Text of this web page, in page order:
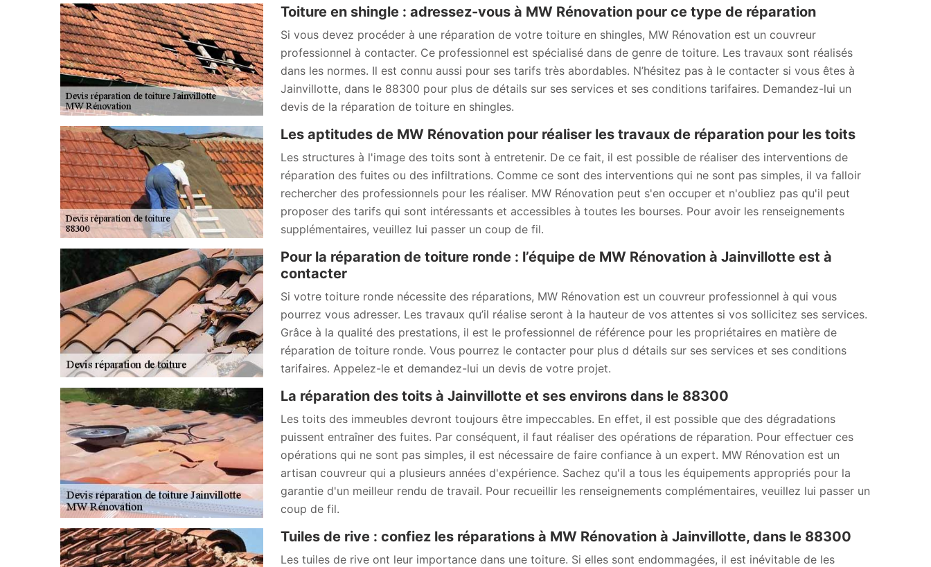
Toiture en shingle : adressez-vous à MW Rénovation pour ce type de réparation
Si vous devez procéder à une réparation de votre toiture en shingles, MW Rénovation est un couvreur
professionnel à contacter. Ce professionnel est spécialisé dans de genre de toiture. Les travaux sont réalisés
dans les normes. Il est connu aussi pour ses tarifs très abordables. N’hésitez pas à le contacter si vous êtes à
Jainvillotte, dans le 88300 pour plus de détails sur ses services et ses conditions tarifaires. Demandez-lui un
devis de la réparation de toiture en shingles.
Les aptitudes de MW Rénovation pour réaliser les travaux de réparation pour les toits
Les structures à l'image des toits sont à entretenir. De ce fait, il est possible de réaliser des interventions de
réparation des fuites ou des infiltrations. Comme ce sont des interventions qui ne sont pas simples, il va falloir
rechercher des professionnels pour les réaliser. MW Rénovation peut s'en occuper et n'oubliez pas qu'il peut
proposer des tarifs qui sont intéressants et accessibles à toutes les bourses. Pour avoir les renseignements
supplémentaires, veuillez lui passer un coup de fil.
Pour la réparation de toiture ronde : l’équipe de MW Rénovation à Jainvillotte est à
contacter
Si votre toiture ronde nécessite des réparations, MW Rénovation est un couvreur professionnel à qui vous
pourrez vous adresser. Les travaux qu’il réalise seront à la hauteur de vos attentes si vos sollicitez ses services.
Grâce à la qualité des prestations, il est le professionnel de référence pour les propriétaires en matière de
réparation de toiture ronde. Vous pourrez le contacter pour plus d détails sur ses services et ses conditions
tarifaires. Appelez-le et demandez-lui un devis de votre projet.
La réparation des toits à Jainvillotte et ses environs dans le 88300
Les toits des immeubles devront toujours être impeccables. En effet, il est possible que des dégradations
puissent entraîner des fuites. Par conséquent, il faut réaliser des opérations de réparation. Pour effectuer ces
opérations qui ne sont pas simples, il est nécessaire de faire confiance à un expert. MW Rénovation est un
artisan couvreur qui a plusieurs années d'expérience. Sachez qu'il a tous les équipements appropriés pour la
garantie d'un meilleur rendu de travail. Pour recueillir les renseignements complémentaires, veuillez lui passer un
coup de fil.
Tuiles de rive : confiez les réparations à MW Rénovation à Jainvillotte, dans le 88300
Les tuiles de rive ont leur importance dans une toiture. Si elles sont endommagées, il est inévitable de les